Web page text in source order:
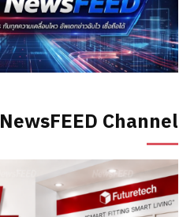
NewsFEED Channel